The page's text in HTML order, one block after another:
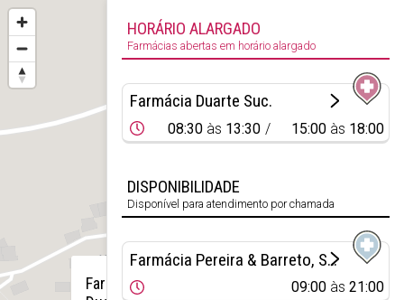
Farmácia
×
HORÁRIO ALARGADO
Farmácias abertas em horário alargado
Farmácia Duarte Suc.
08:30 às 13:30 15:00 às 18:00
DISPONIBILIDADE
Disponível para atendimento por chamada
Farmácia Pereira & Barreto, Sucrs.
09:00 às21:00